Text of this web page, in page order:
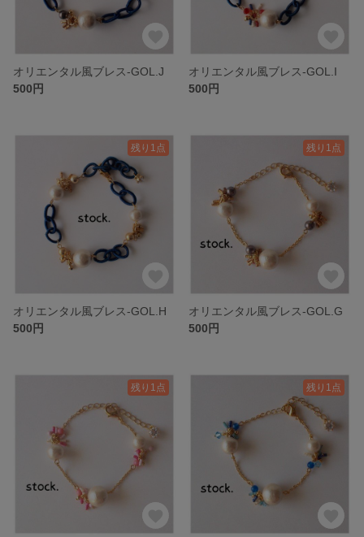
オリエンタル風ブレス-GOL.J
500円
オリエンタル風ブレス-GOL.I
500円
残り1点
オリエンタル風ブレス-GOL.H
500円
残り1点
オリエンタル風ブレス-GOL.G
500円
残り1点 残り1点